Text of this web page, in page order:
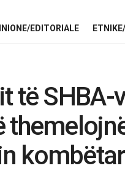
EDITORIALE
të